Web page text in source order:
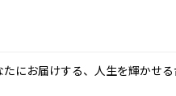
にお届けする、人生を輝かせ